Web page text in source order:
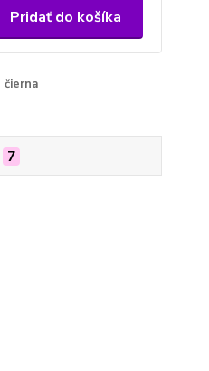
Pridať do košíka
čierna
7